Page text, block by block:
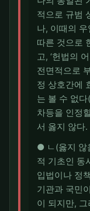
적으로 규범
나, 이때의
따른 것으로
고, ‘헌법의
전면적으로
정 상호간에
는 볼 수 없
차등을 인정
서 옳지 않다.
● ㄴ(옳지 않
적 기초인 동
입법이나 정
기관과 국민
이 되지만,